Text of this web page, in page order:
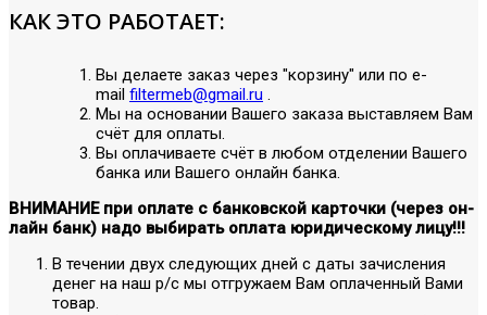
КАК ЭТО РАБОТАЕТ:
Вы делаете заказ через "корзину" или по е-
mail filtermeb@gmail.ru .
Мы на основании Вашего заказа выставляем Вам
счёт для оплаты.
Вы оплачиваете счёт в любом отделении Вашего
банка или Вашего онлайн банка.
ВНИМАНИЕ при оплате с банковской карточки (через он-
лайн банк) надо выбирать оплата юридическому лицу!!!
В течении двух следующих дней с даты зачисления
денег на наш р/с мы отгружаем Вам оплаченный Вами
товар.